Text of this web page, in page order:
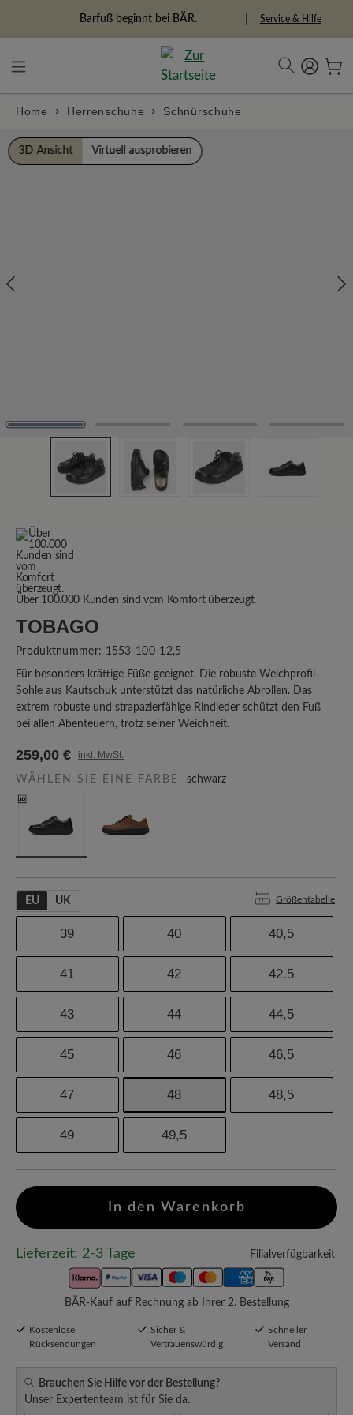
Freiheitspioniere Service & Hilfe
Home Herrenschuhe Schnürschuhe
Bildergalerie überspringen
3D Ansicht Virtuell ausprobieren
Über 100.000 Kunden sind vom Komfort überzeugt.
TOBAGO
Produktnummer: 1553-100-12,5
Für besonders kräftige Füße geeignet. Die robuste Weichprofil-
Sohle aus Kautschuk unterstützt das natürliche Abrollen. Das
extrem robuste und strapazierfähige Rindleder schützt den Fuß
bei allen Abenteuern, trotz seiner Weichheit.
259,00 € inkl. MwSt.
WÄHLEN SIE EINE FARBE schwarz
EU UK Größentabelle
39 40 40,5
41 42 42.5
43 44 44,5
45 46 46,5
47 48 48,5
49 49,5
In den Warenkorb
Lieferzeit: 2-3 Tage Filialverfügbarkeit
BÄR-Kauf auf Rechnung ab Ihrer 2. Bestellung
Kostenlose
Rücksendungen
Sicher &
Vertrauenswürdig
Schneller
Versand
Brauchen Sie Hilfe vor der Bestellung?
Unser Expertenteam ist für Sie da.